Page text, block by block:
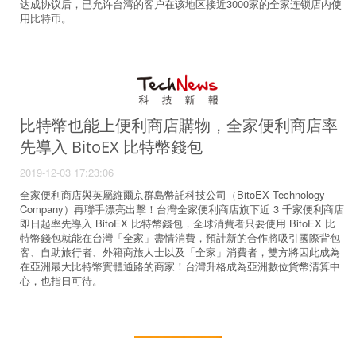
达成协议后，已允许台湾的客户在该地区接近3000家的全家连锁店内使
用比特币。
比特幣也能上便利商店購物，全家便利商店率
先導入 BitoEX 比特幣錢包
2019-12-03 17:23:06
全家便利商店與英屬維爾京群島幣託科技公司（BitoEX Technology
Company）再聯手漂亮出擊！台灣全家便利商店旗下近 3 千家便利商店
即日起率先導入 BitoEX 比特幣錢包，全球消費者只要使用 BitoEX 比
特幣錢包就能在台灣「全家」盡情消費，預計新的合作將吸引國際背包
客、自助旅行者、外籍商旅人士以及「全家」消費者，雙方將因此成為
在亞洲最大比特幣實體通路的商家！台灣升格成為亞洲數位貨幣清算中
心，也指日可待。